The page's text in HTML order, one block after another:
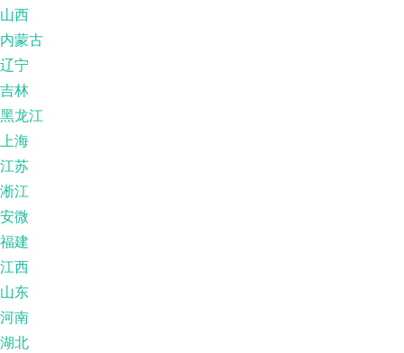
山西
内蒙古
辽宁
吉林
黑龙江
上海
江苏
淅江
安微
福建
江西
山东
河南
湖北